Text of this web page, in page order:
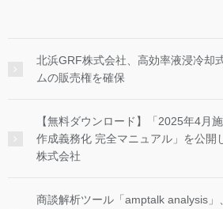
北浜GRF株式会社、高効率液浸冷却
ムの販売権を確保
【無料ダウンロード】「2025年4月
作成義務化 完全マニュアル」を公開
株式会社
商談解析ツール「amptalk analysis」